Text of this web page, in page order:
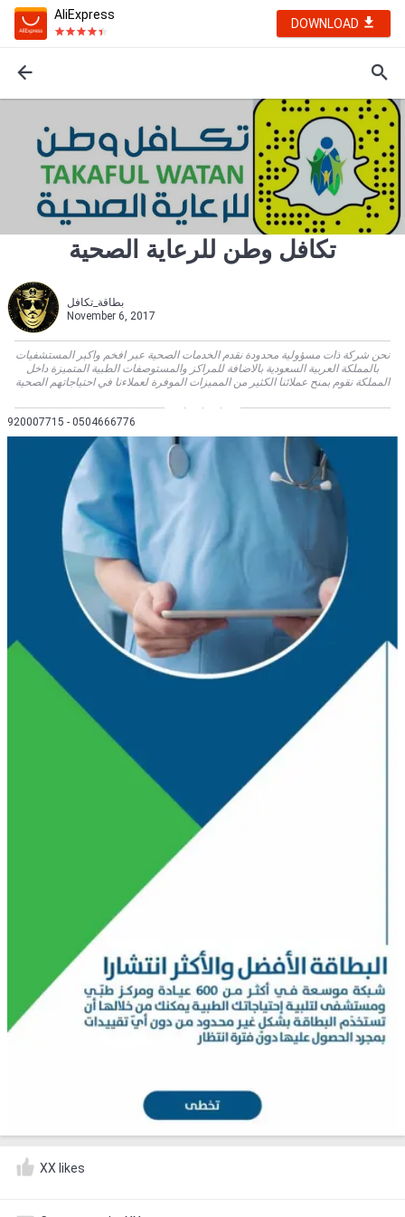
AliExpress
DOWNLOAD
تكافل وطن للرعاية الصحية
بطاقة_تكافل
November 6, 2017
نحن شركة ذات مسؤولية محدودة نقدم الخدمات الصحية عبر افخم واكبر المستشفيات
بالمملكة العربية السعودية بالاضافة للمراكز والمستوصفات الطبية المتميزة داخل
المملكة نقوم بمنح عملائنا الكثير من المميزات الموفرة لعملاءنا في احتياجاتهم الصحية
920007715 - 0504666776
XX likes